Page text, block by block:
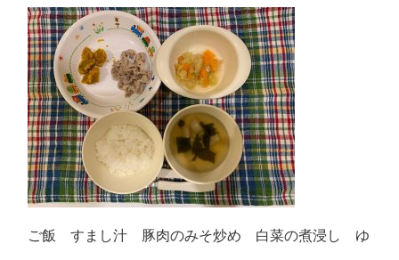
ご飯 すまし汁 豚肉のみそ炒め 白菜の煮浸し ゆ